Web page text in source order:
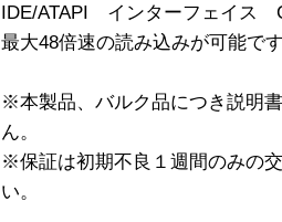
IDE/ATAPI インターフェイス
最大48倍速の読み込みが可能で
※本製品、バルク品につき説明
ん。
※保証は初期不良１週間のみの
い。